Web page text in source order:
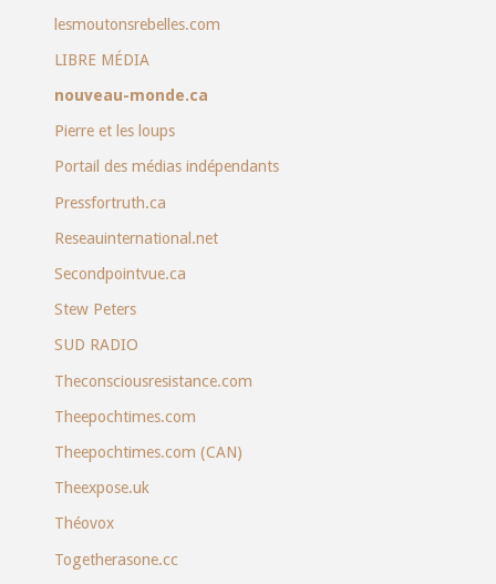
lesmoutonsrebelles.com
LIBRE MÉDIA
nouveau-monde.ca
Pierre et les loups
Portail des médias indépendants
Pressfortruth.ca
Reseauinternational.net
Secondpointvue.ca
Stew Peters
SUD RADIO
Theconsciousresistance.com
Theepochtimes.com
Theepochtimes.com (CAN)
Theexpose.uk
Théovox
Togetherasone.cc